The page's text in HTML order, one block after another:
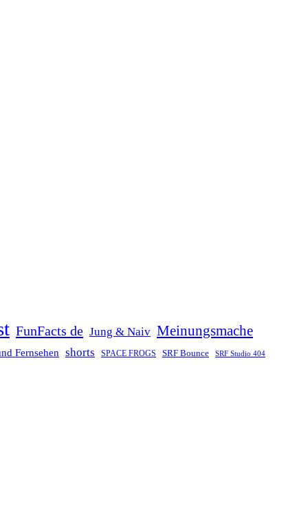
FunFacts de Jung & Naiv Meinungsmache
Fernsehen shorts SPACE FROGS SRF Bounce SRF Studio 404